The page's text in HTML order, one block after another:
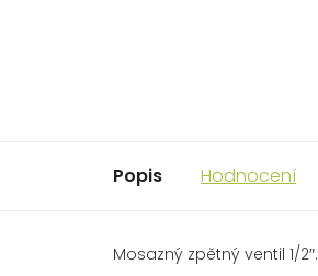
Popis Hodnocení
Mosazný zpětný ventil 1/2″.